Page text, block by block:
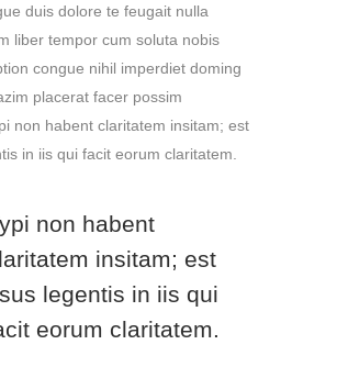
duis dolore te feugait nulla
liber tempor cum soluta nobis
congue nihil imperdiet doming
placerat facer possim
non habent claritatem insitam; est
in iis qui facit eorum claritatem.
non habent
insitam; est
legentis in iis qui
eorum claritatem.